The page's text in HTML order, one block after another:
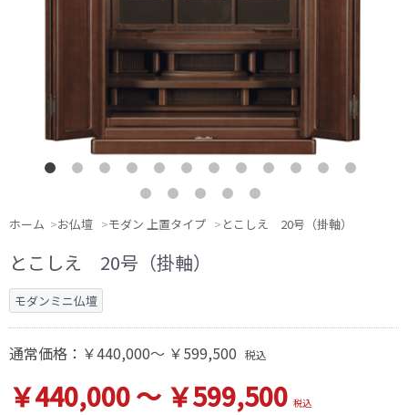
業
ホーム お仏壇 モダン 上置タイプ とこしえ 20号（掛軸）
とこしえ 20号（掛軸）
モダンミニ仏壇
通常価格： ￥440,000～ ￥599,500 税込
￥440,000 ～ ￥599,500 税込